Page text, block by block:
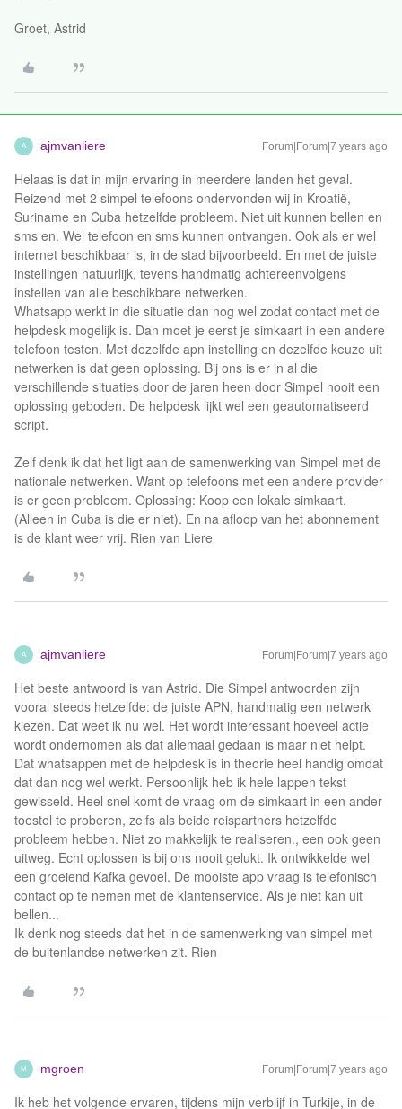
Groet, Astrid
A ajmvanliere Forum|Forum|7 years ago
Helaas is dat in mijn ervaring in meerdere landen het geval.
Reizend met 2 simpel telefoons ondervonden wij in Kroatië,
Suriname en Cuba hetzelfde probleem. Niet uit kunnen bellen en
sms en. Wel telefoon en sms kunnen ontvangen. Ook als er wel
internet beschikbaar is, in de stad bijvoorbeeld. En met de juiste
instellingen natuurlijk, tevens handmatig achtereenvolgens
instellen van alle beschikbare netwerken.
Whatsapp werkt in die situatie dan nog wel zodat contact met de
helpdesk mogelijk is. Dan moet je eerst je simkaart in een andere
telefoon testen. Met dezelfde apn instelling en dezelfde keuze uit
netwerken is dat geen oplossing. Bij ons is er in al die
verschillende situaties door de jaren heen door Simpel nooit een
oplossing geboden. De helpdesk lijkt wel een geautomatiseerd
script.
Zelf denk ik dat het ligt aan de samenwerking van Simpel met de
nationale netwerken. Want op telefoons met een andere provider
is er geen probleem. Oplossing: Koop een lokale simkaart.
(Alleen in Cuba is die er niet). En na afloop van het abonnement
is de klant weer vrij. Rien van Liere
A ajmvanliere Forum|Forum|7 years ago
Het beste antwoord is van Astrid. Die Simpel antwoorden zijn
vooral steeds hetzelfde: de juiste APN, handmatig een netwerk
kiezen. Dat weet ik nu wel. Het wordt interessant hoeveel actie
wordt ondernomen als dat allemaal gedaan is maar niet helpt.
Dat whatsappen met de helpdesk is in theorie heel handig omdat
dat dan nog wel werkt. Persoonlijk heb ik hele lappen tekst
gewisseld. Heel snel komt de vraag om de simkaart in een ander
toestel te proberen, zelfs als beide reispartners hetzelfde
probleem hebben. Niet zo makkelijk te realiseren., een ook geen
uitweg. Echt oplossen is bij ons nooit gelukt. Ik ontwikkelde wel
een groeiend Kafka gevoel. De mooiste app vraag is telefonisch
contact op te nemen met de klantenservice. Als je niet kan uit
bellen...
Ik denk nog steeds dat het in de samenwerking van simpel met
de buitenlandse netwerken zit. Rien
M mgroen Forum|Forum|7 years ago
Ik heb het volgende ervaren, tijdens mijn verblijf in Turkije, in de